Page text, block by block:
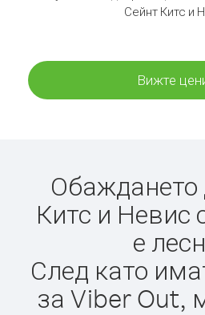
Сейнт Китс и
Вижте
Обаждането
Китс и Невис
е
След като
за Viber Out,